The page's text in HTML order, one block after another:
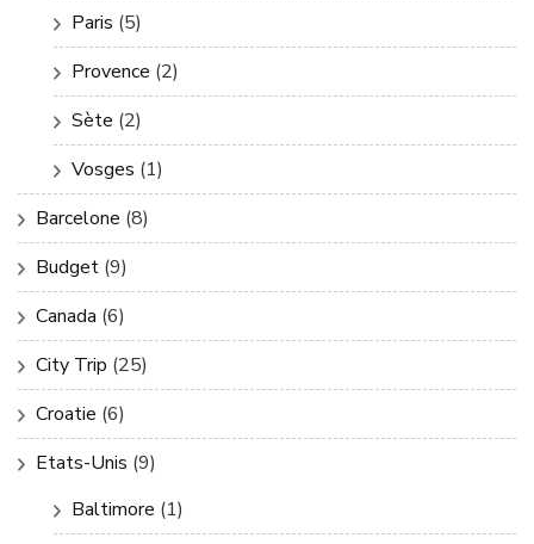
Paris (5)
Provence (2)
Sète (2)
Vosges (1)
Barcelone (8)
Budget (9)
Canada (6)
City Trip (25)
Croatie (6)
Etats-Unis (9)
Baltimore (1)